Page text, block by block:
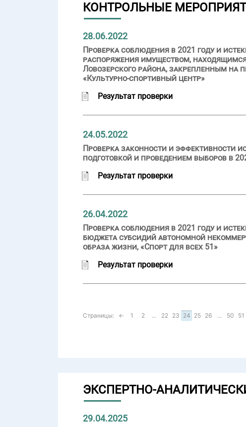
КОНТРОЛЬНЫЕ
28.06.2022
Проверка соблюдения в 2021 году и
распоряжения имуществом,
Ловозерского района, закрепленным
«Культурно-спортивный центр»
Результат проверки
24.05.2022
Проверка законности и эффективности
подготовкой и проведением выборов в
Результат проверки
26.04.2022
Проверка соблюдения в 2021 году и
бюджета субсидий автономной
образа жизни, «Спорт для всех 51»
Результат проверки
Страницы: ← 1 2 ... 22 23 24 25 26 ... 50 51
ЭКСПЕРТНО-
29.04.2025